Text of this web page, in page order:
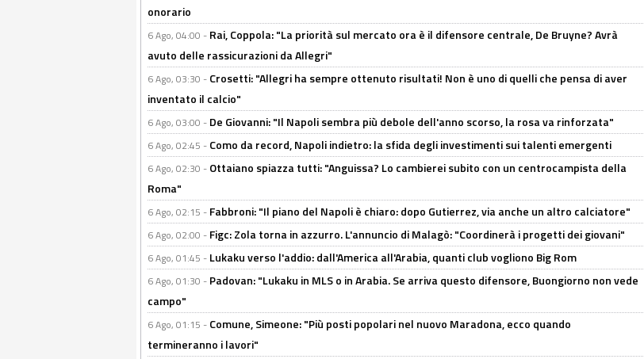
onorario
6 Ago, 04:00 - Rai, Coppola: "La priorità sul mercato ora è il difensore centrale, De Bruyne? Avrà
avuto delle rassicurazioni da Allegri"
6 Ago, 03:30 - Crosetti: "Allegri ha sempre ottenuto risultati! Non è uno di quelli che pensa di aver
inventato il calcio"
6 Ago, 03:00 - De Giovanni: "Il Napoli sembra più debole dell'anno scorso, la rosa va rinforzata"
6 Ago, 02:45 - Como da record, Napoli indietro: la sfida degli investimenti sui talenti emergenti
6 Ago, 02:30 - Ottaiano spiazza tutti: "Anguissa? Lo cambierei subito con un centrocampista della
Roma"
6 Ago, 02:15 - Fabbroni: "Il piano del Napoli è chiaro: dopo Gutierrez, via anche un altro calciatore"
6 Ago, 02:00 - Figc: Zola torna in azzurro. L'annuncio di Malagò: "Coordinerà i progetti dei giovani"
6 Ago, 01:45 - Lukaku verso l'addio: dall'America all'Arabia, quanti club vogliono Big Rom
6 Ago, 01:30 - Padovan: "Lukaku in MLS o in Arabia. Se arriva questo difensore, Buongiorno non vede
campo"
6 Ago, 01:15 - Comune, Simeone: "Più posti popolari nel nuovo Maradona, ecco quando
termineranno i lavori"